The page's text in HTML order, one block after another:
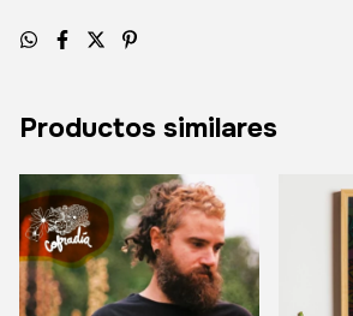
Productos similares